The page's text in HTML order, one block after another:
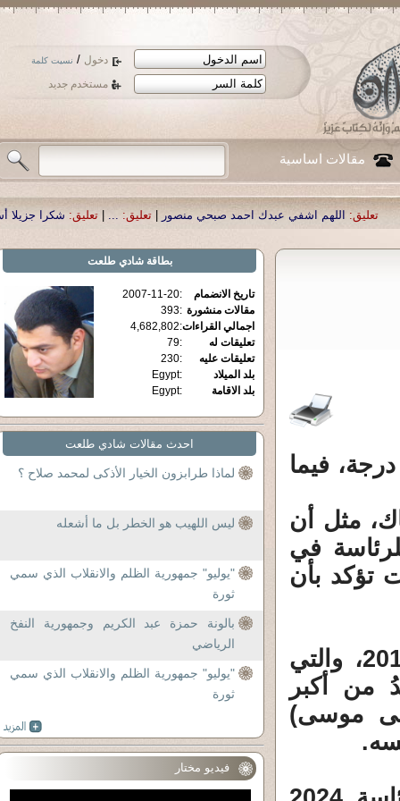
دخول / نسيت كلمة
مستخدم جديد
مقالات اساسية
عبدك احمد صبحي منصور تعليق: ...
| تعليق: شكرا جزيلا أستاذ حمد الحمد
فيما
مثل أن
في
تؤكد بأن
مشهد لا مثيل له، سوى إنتخابات الرئاسة 2018، والتي
من أكبر
موسى)
بطاقةشادي طلعت
تاريخ الانضمام :
2007-11-20
مقالات منشورة :
393
اجمالي القراءات:
4,682,802
تعليقات له
:
79
تعليقات عليه
:
230
بلد الميلاد
:
Egypt
بلد الاقامة
:
Egypt
احدث مقالات شادي طلعت
لماذا طرابزون الخيار الأذكى لمحمد صلاح ؟
ليس اللهيب هو الخطر بل ما أشعله
"يوليو" جمهورية الظلم والانقلاب الذي سمي
ثورة
بالونة حمزة عبد الكريم وجمهورية النفخ
الرياضي
"يوليو" جمهورية الظلم والانقلاب الذي سمي
ثورة
فيديو مختار